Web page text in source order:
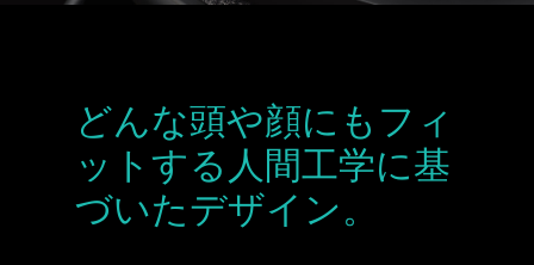
どんな頭や顔にもフィ
ットする人間工学に基
づいたデザイン。